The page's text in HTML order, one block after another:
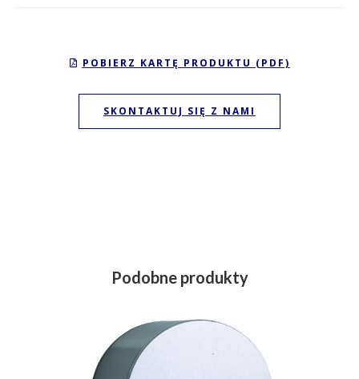
POBIERZ KARTĘ PRODUKTU (PDF)
SKONTAKTUJ SIĘ Z NAMI
Podobne produkty